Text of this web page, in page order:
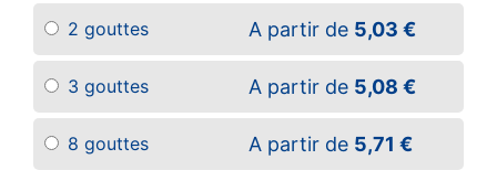
2 gouttes A partir de 5,03 €
3 gouttes A partir de 5,08 €
8 gouttes A partir de 5,71 €